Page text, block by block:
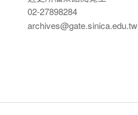
02-27898284
archives@gate.sinica.edu.tw